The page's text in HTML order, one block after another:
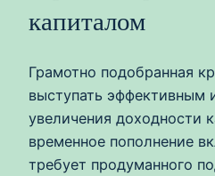
капиталом
Грамотно подобранная
выступать эффективным
увеличения доходности
временное пополнение
требует продуманного